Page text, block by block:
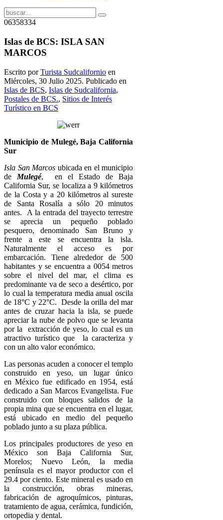
06358334
Islas de BCS: ISLA SAN
MARCOS
Escrito porTurista Sudcalifornio en
Miércoles, 30 Julio 2025. Publicado en
Islas de BCS, Islas de Sudcalifornia,
Postales de BCS., Sitios de Interés
Turístico en BCS
Municipio de Mulegé, Baja California
Sur
Isla San Marcos ubicada en el municipio
de
Mulegé, en el Estado de Baja
California Sur, se localiza a 9 kilómetros
de la Costa y a 20 kilómetros al sureste
de Santa Rosalía a sólo 20 minutos
antes. A la entrada del trayecto terrestre
se aprecia un pequeño poblado
pesquero, denominado San Bruno y
frente a este se encuentra la isla.
Naturalmente el acceso es por
embarcación. Tiene alrededor de 500
habitantes y se encuentra a 0054 metros
sobre el nivel del mar, el clima es
predominante va de seco a desértico, por
lo cual la temperatura media anual oscila
de 18°C y 22°C. Desde la orilla del mar
antes de cruzar hacia la isla, se puede
apreciar la nube de polvo que se levanta
por la extracción de yeso, lo cual es un
atractivo turístico que la caracteriza y
con un alto valor económico.
Las personas acuden a conocer el templo
construido en yeso, un lugar único
enMéxico fue edificado en 1954, está
dedicado a San Marcos Evangelista. Fue
construido con bloquessalidos de la
propia mina que se encuentra en el lugar,
está ubicado en medio del pequeño
poblado junto a su plaza pública.
Los principales productores de yeso en
México son Baja California Sur,
Morelos; Nuevo León, la media
península es elmayorproductor con el
29.4 por ciento. Este mineral es usado en
la construcción, obrasmineras,
fabricación de agroquímicos, pinturas,
tratamiento de agua, cerámica, fundición,
ortopedia y dental.